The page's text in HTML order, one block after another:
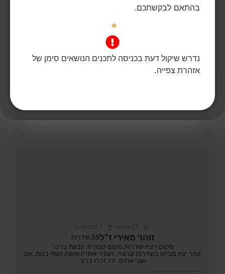
26
מאיר אלחרר ז"ל
מאיר אלחרר ז"ל נרצח בביתו בחולית.
הדלקת נר
27 צפיות 1 הדליקו נר
זוהר מאירי ז"ל55, שדרות
מקום רצח:שדרות,מקום קבורה: גבעת ברנר
זוהר יצא מביתו בשדרות ונרצח. הותיר אחריו אישה ושתי בנות, אם
ושני אחים. יהי זכרו ברוך
בהתאם לבקשתכם.
*
נדרש שיקול דעת בכניסה לתכנים הנושאים סימן של
אזהרת צפייה.